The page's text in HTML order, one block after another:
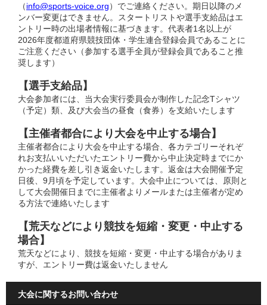
（info@sports-voice.org）でご連絡ください。期日以降のメ
ンバー変更はできません。スタートリストや選手支給品はエ
ントリー時の出場者情報に基づきます。代表者1名以上が
2026年度都道府県競技団体・学生連合登録会員であることに
ご注意ください（参加する選手全員が登録会員であること推
奨します）
【選手支給品】
大会参加者には、当大会実行委員会が制作した記念Tシャツ
（予定）類、及び大会当の昼食（食券）を支給いたします
【主催者都合により大会を中止する場合】
主催者都合により大会を中止する場合、各カテゴリーそれぞ
れお支払いいただいたエントリー費から中止決定時までにか
かった経費を差し引き返金いたします。返金は大会開催予定
日後、9月頃を予定しています。大会中止については、原則と
して大会開催日までに主催者よりメールまたは主催者が定め
る方法で連絡いたします
【荒天などにより競技を短縮・変更・中止する
場合】
荒天などにより、競技を短縮・変更・中止する場合がありま
すが、エントリー費は返金いたしません
大会に関するお問い合わせ